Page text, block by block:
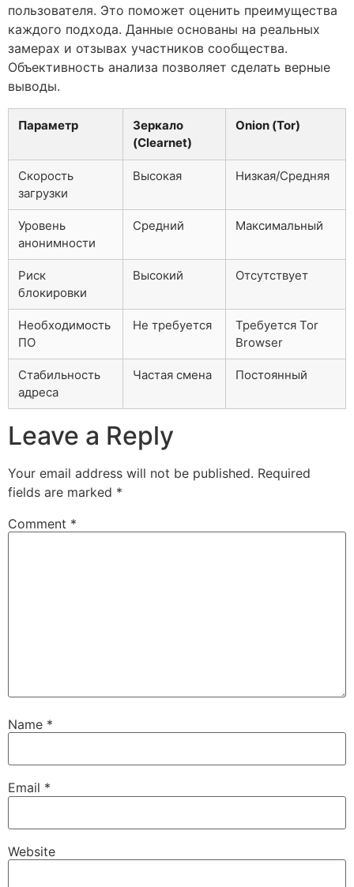
пользователя. Это поможет оценить преимущества
каждого подхода. Данные основаны на реальных
замерах и отзывах участников сообщества.
Объективность анализа позволяет сделать верные
выводы.
Параметр
Зеркало
(Clearnet)
Onion (Tor)
Скорость
загрузки
Высокая Низкая/Средняя
Уровень
анонимности
Средний Максимальный
Риск
блокировки
Высокий Отсутствует
Необходимость
ПО
Не требуется
Требуется Tor
Browser
Стабильность
адреса
Частая смена Постоянный
Leave a Reply
Your email address will not be published. Required
fields are marked *
Comment *
Name *
Email *
Website